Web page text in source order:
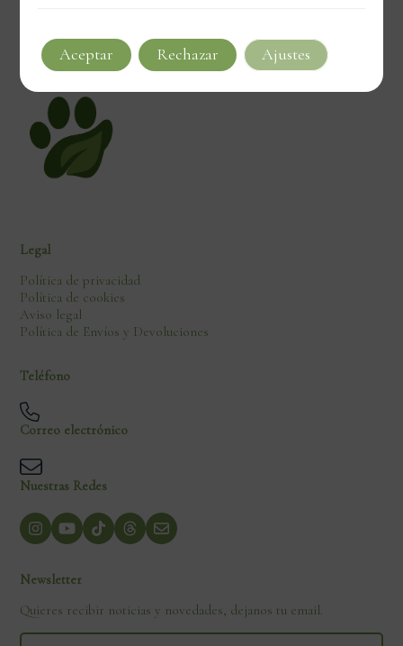
Legal
Política de privacidad
Política de cookies
Aviso legal
Política de Envíos y Devoluciones
Teléfono
Correo electrónico
Nuestras Redes
Newsletter
Quieres recibir noticias y novedades, dejanos tu email.
Aceptar Rechazar Ajustes